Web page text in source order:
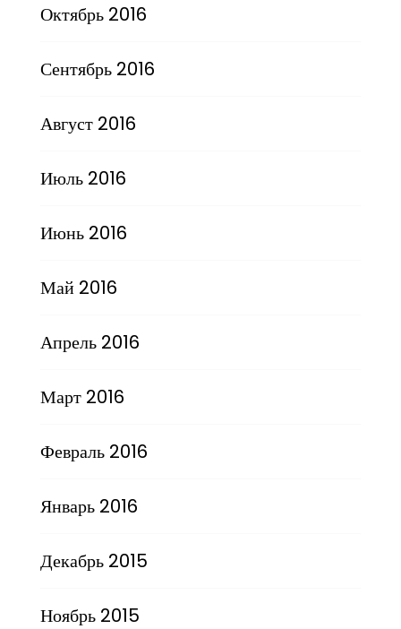
Октябрь 2016
Сентябрь 2016
Август 2016
Июль 2016
Июнь 2016
Май 2016
Апрель 2016
Март 2016
Февраль 2016
Январь 2016
Декабрь 2015
Ноябрь 2015